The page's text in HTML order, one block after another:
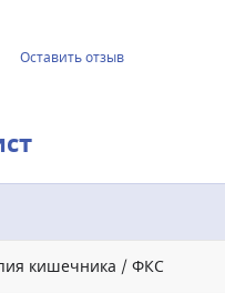
Оставить отзыв
кишечника / ФКС